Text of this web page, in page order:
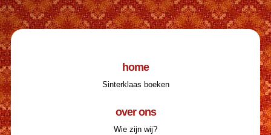
home
Sinterklaas boeken
over ons
Wie zijn wij?